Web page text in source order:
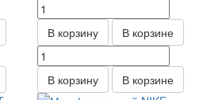
В корзину В корзине
В корзину В корзине